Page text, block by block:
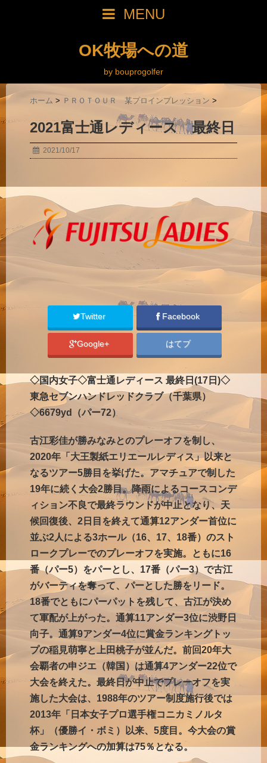
MENU
OK牧場への道
by bouprogolfer
ホーム > ＰＲＯＴＯＵＲ 某プロインプレッション >
2021富士通レディース 最終日
2021/10/17
Twitter Facebook
Google+ はてブ
◇国内女子◇富士通レディース 最終日(17日)◇
東急セブンハンドレッドクラブ（千葉県）
◇6679yd（パー72）
古江彩佳が勝みなみとのプレーオフを制し、
2020年「大王製紙エリエールレディス」以来と
なるツアー5勝目を挙げた。アマチュアで制した
19年に続く大会2勝目。降雨によるコースコンデ
ィション不良で最終ラウンドが中止となり、天
候回復後、2日目を終えて通算12アンダー首位に
並ぶ2人による3ホール（16、17、18番）のスト
ロークプレーでのプレーオフを実施。ともに16
番（パー5）をパーとし、17番（パー3）で古江
がバーティを奪って、パーとした勝をリード。
18番でともにパーパットを残して、古江が決め
て軍配が上がった。通算11アンダー3位に渋野日
向子。通算9アンダー4位に賞金ランキングトッ
プの稲見萌寧と上田桃子が並んだ。前回20年大
会覇者の申ジエ（韓国）は通算4アンダー22位で
大会を終えた。最終日が中止でプレーオフを実
施した大会は、1988年のツアー制度施行後では
2013年「日本女子プロ選手権コニカミノルタ
杯」（優勝イ・ボミ）以来、5度目。今大会の賞
金ランキングへの加算は75％となる。